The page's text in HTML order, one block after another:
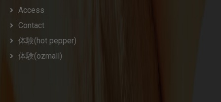
Access
Contact
体験(hot pepper)
体験(ozmall)